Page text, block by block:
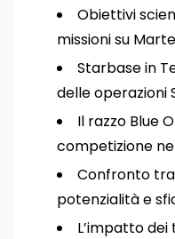
Obiettivi
missioni su
Starbase in
delle operazioni
Il razzo Blue
competizione
Confronto tra
potenzialità e
L’impatto dei